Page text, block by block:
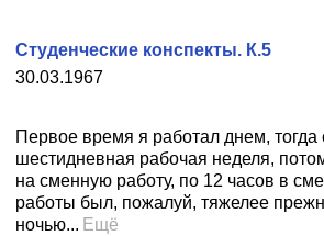
30.03.1967
Студенческие конспекты. К.5
Первое время я работал днем,
шестидневная рабочая неделя,
на сменную работу, по 12 часов в
работы был, пожалуй, тяжелее
ночью... Ещё